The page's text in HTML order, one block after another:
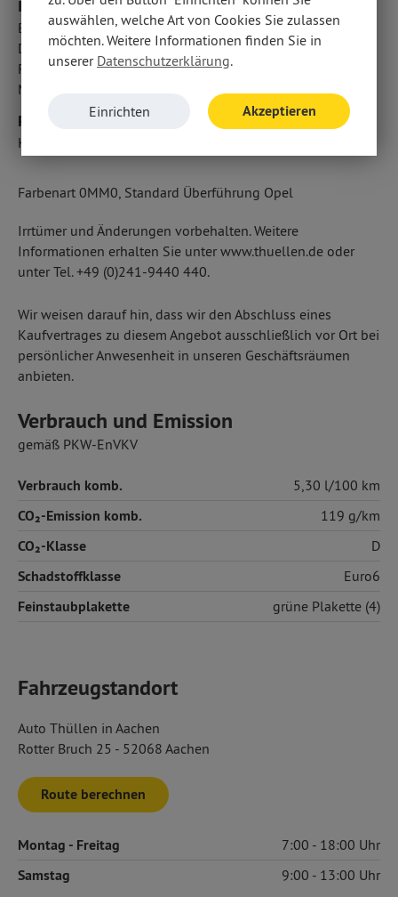
Interieur
Bordcomputer
Dekoreinlagen
Rücksitze klapp- und teilbar
Multifunktionslenkrad
Pakete
Komfort Paket: Komfort-Paket Editio
Farbenart 0MM0, Standard Überführung Opel
Irrtümer und Änderungen vorbehalten. Weitere
Informationen erhalten Sie unter www.thuellen.de oder
unter Tel. +49 (0)241-9440 440.
Wir weisen darauf hin, dass wir den Abschluss eines
Kaufvertrages zu diesem Angebot ausschließlich vor Ort bei
persönlicher Anwesenheit in unseren Geschäftsräumen
anbieten.
Verbrauch und Emission
gemäß PKW-EnVKV
Verbrauch komb. 5,30 l/100 km
CO₂-Emission komb. 119 g/km
CO₂-Klasse D
Schadstoffklasse Euro6
Feinstaubplakette grüne Plakette (4)
Fahrzeugstandort
Auto Thüllen in Aachen
Rotter Bruch 25 - 52068 Aachen
Route berechnen
Montag - Freitag 7:00 18:00
Samstag 9:00 13:00
auswählen, welche Art von Cookies Sie zulassen
möchten. Weitere Informationen finden Sie in
unserer Datenschutzerklärung.
Einrichten Akzeptieren